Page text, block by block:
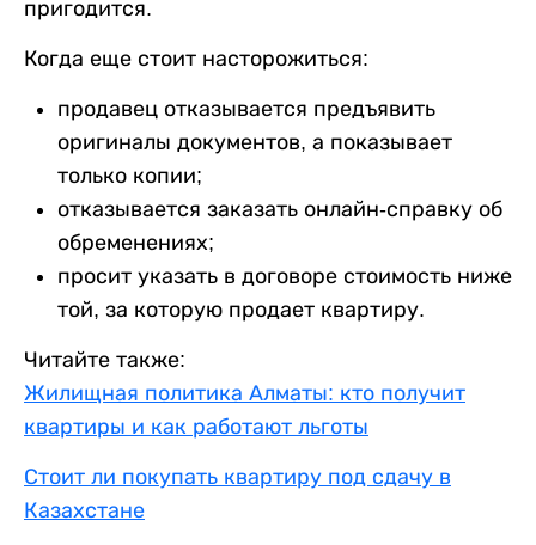
пригодится.
Когда еще стоит насторожиться:
продавец отказывается предъявить
оригиналы документов, а показывает
только копии;
отказывается заказать онлайн-справку об
обременениях;
просит указать в договоре стоимость ниже
той, за которую продает квартиру.
Читайте также:
Жилищная политика Алматы: кто получит
квартиры и как работают льготы
Стоит ли покупать квартиру под сдачу в
Казахстане